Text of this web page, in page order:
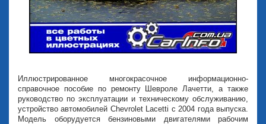
Иллюстрированное многокрасочное информационно-
справочное пособие по ремонту Шевроле Лачетти, а также
руководство по эксплуатации и техническому обслуживанию,
устройство автомобилей Chevrolet Lacetti с 2004 года выпуска.
Модель оборудуется бензиновыми двигателями рабочим